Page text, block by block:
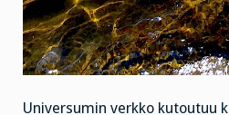
Universumin verkko kutoutuu